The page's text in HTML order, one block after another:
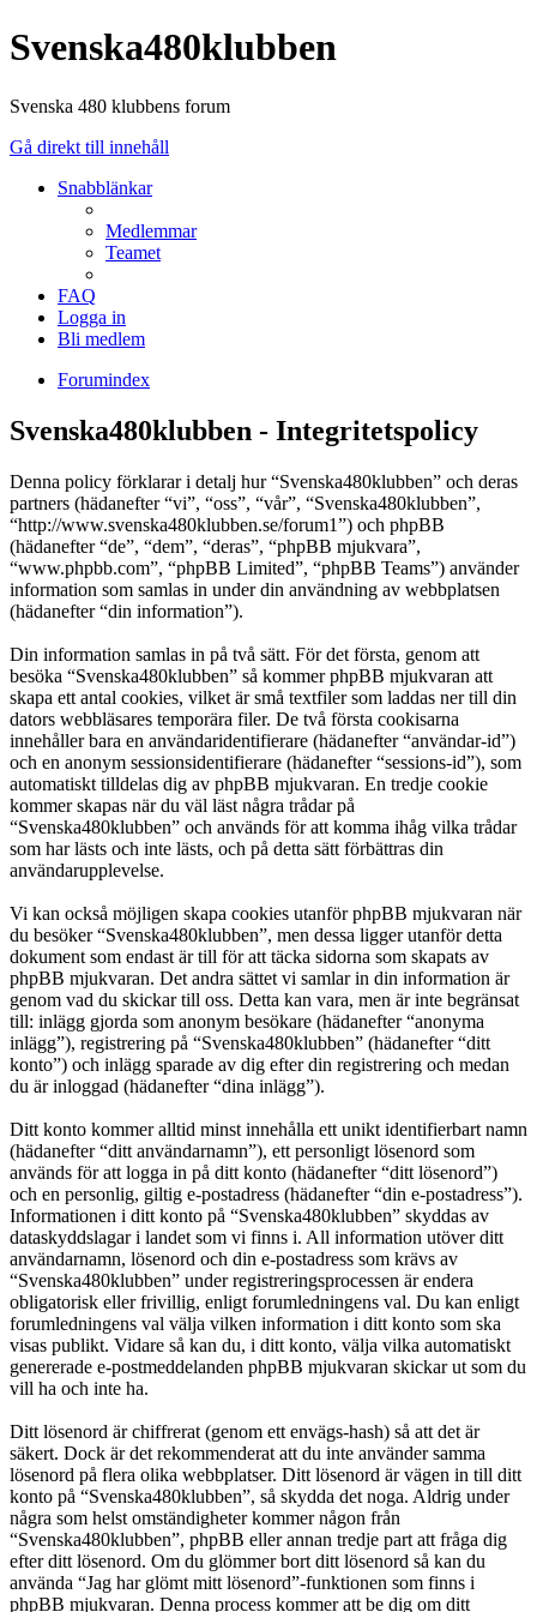
Svenska480klubben
Svenska 480 klubbens forum
Gå direkt till innehåll
Snabblänkar
Medlemmar
Teamet
FAQ
Logga in
Bli medlem
Forumindex
Svenska480klubben - Integritetspolicy
Denna policy förklarar i detalj hur “Svenska480klubben” och deras
partners (hädanefter “vi”, “oss”, “vår”, “Svenska480klubben”,
“http://www.svenska480klubben.se/forum1”) och phpBB
(hädanefter “de”, “dem”, “deras”, “phpBB mjukvara”,
“www.phpbb.com”, “phpBB Limited”, “phpBB Teams”) använder
information som samlas in under din användning av webbplatsen
(hädanefter “din information”).
Din information samlas in på två sätt. För det första, genom att
besöka “Svenska480klubben” så kommer phpBB mjukvaran att
skapa ett antal cookies, vilket är små textfiler som laddas ner till din
dators webbläsares temporära filer. De två första cookisarna
innehåller bara en användaridentifierare (hädanefter “användar-id”)
och en anonym sessionsidentifierare (hädanefter “sessions-id”), som
automatiskt tilldelas dig av phpBB mjukvaran. En tredje cookie
kommer skapas när du väl läst några trådar på
“Svenska480klubben” och används för att komma ihåg vilka trådar
som har lästs och inte lästs, och på detta sätt förbättras din
användarupplevelse.
Vi kan också möjligen skapa cookies utanför phpBB mjukvaran när
du besöker “Svenska480klubben”, men dessa ligger utanför detta
dokument som endast är till för att täcka sidorna som skapats av
phpBB mjukvaran. Det andra sättet vi samlar in din information är
genom vad du skickar till oss. Detta kan vara, men är inte begränsat
till: inlägg gjorda som anonym besökare (hädanefter “anonyma
inlägg”), registrering på “Svenska480klubben” (hädanefter “ditt
konto”) och inlägg sparade av dig efter din registrering och medan
du är inloggad (hädanefter “dina inlägg”).
Ditt konto kommer alltid minst innehålla ett unikt identifierbart namn
(hädanefter “ditt användarnamn”), ett personligt lösenord som
används för att logga in på ditt konto (hädanefter “ditt lösenord”)
och en personlig, giltig e-postadress (hädanefter “din e-postadress”).
Informationen i ditt konto på “Svenska480klubben” skyddas av
dataskyddslagar i landet som vi finns i. All information utöver ditt
användarnamn, lösenord och din e-postadress som krävs av
“Svenska480klubben” under registreringsprocessen är endera
obligatorisk eller frivillig, enligt forumledningens val. Du kan enligt
forumledningens val välja vilken information i ditt konto som ska
visas publikt. Vidare så kan du, i ditt konto, välja vilka automatiskt
genererade e-postmeddelanden phpBB mjukvaran skickar ut som du
vill ha och inte ha.
Ditt lösenord är chiffrerat (genom ett envägs-hash) så att det är
säkert. Dock är det rekommenderat att du inte använder samma
lösenord på flera olika webbplatser. Ditt lösenord är vägen in till ditt
konto på “Svenska480klubben”, så skydda det noga. Aldrig under
några som helst omständigheter kommer någon från
“Svenska480klubben”, phpBB eller annan tredje part att fråga dig
efter ditt lösenord. Om du glömmer bort ditt lösenord så kan du
använda “Jag har glömt mitt lösenord”-funktionen som finns i
phpBB mjukvaran. Denna process kommer att be dig om ditt